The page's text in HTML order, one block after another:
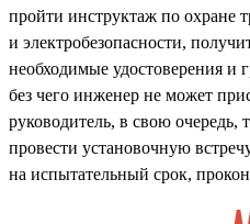
пройти инструктаж по охране
и электробезопасности,
необходимые удостоверения и
без чего инженер не может
руководитель, в свою очередь,
провести установочную
на испытательный срок,